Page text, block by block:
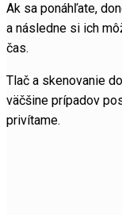
Ak sa ponáhľate,
a následne si ich
čas.
Tlač a skenovanie
väčšine prípadov
privítame.